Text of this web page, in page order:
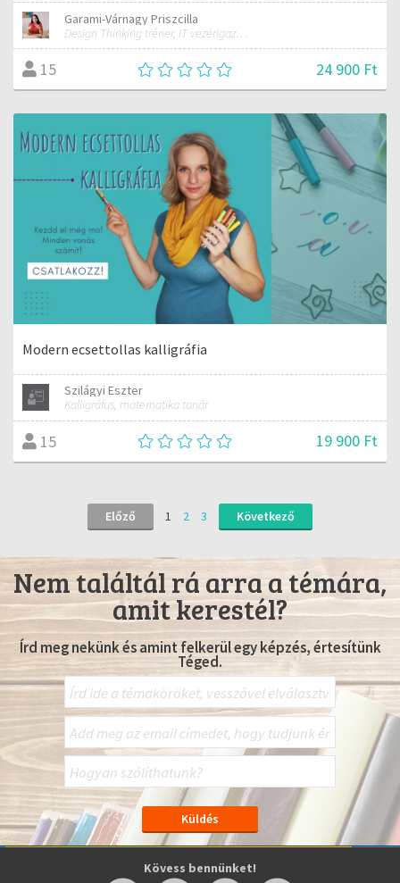
Garami-Várnagy Priszcilla
Design Thinking tréner, IT vezérigazgató
15 24 900 Ft
Modern ecsettollas kalligráfia
Szilágyi Eszter
Kalligráfus, matematika tanár
15 19 900 Ft
Előző 1 2 3 Következő
Nem találtál rá arra a témára,
amit kerestél?
Írd meg nekünk és amint felkerül egy képzés, értesítünk
Téged.
Kövess bennünket!